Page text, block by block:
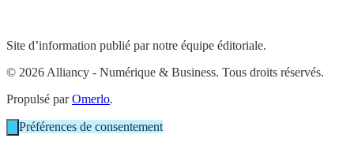
Site d’information publié par notre équipe éditoriale.
© 2026 Alliancy - Numérique & Business. Tous droits réservés.
Propulsé parOmerlo.
Préférences de consentement